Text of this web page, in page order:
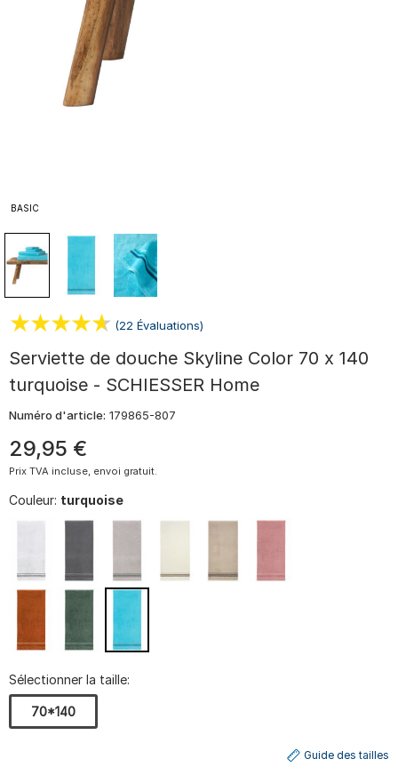
BASIC
(22 Évaluations)
Serviette de douche Skyline Color 70 x 140
turquoise - SCHIESSER Home
Numéro d'article: 179865-807
29,95 €
Prix TVA incluse, envoi gratuit.
Couleur: turquoise
Sélectionner la taille:
70*140
Guide des tailles